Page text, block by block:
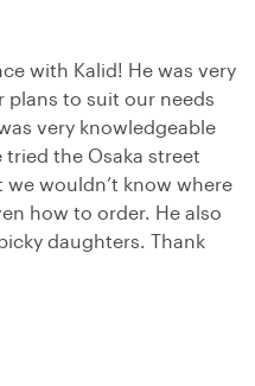
with Kalid! He was very
plans to suit our needs
very knowledgeable
the Osaka street
wouldn’t know where
how to order. He also
daughters. Thank